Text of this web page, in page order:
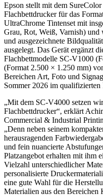
Epson stellt mit dem
Flachbettdrucker für das
UltraChrome Tintenset mit
Grau, Rot, Weiß, Varnish)
und ausgezeichnete
ausgelegt. Das Gerät ergänzt
Flachbettmodelle SC-V1000
(Format 2.500 × 1.250 mm)
Bereichen Art, Foto und
Sommer 2026 im qualifizierten
„Mit dem SC-V4000 setzen
Flachbettdrucker“, erklärt
Commercial & Industrial
„Denn neben seinem
herausragenden
und fein nuancierte
Platzangebot erhalten mit ihm
Vielzahl unterschiedlicher
personalisierte
eine gute Wahl für die
Materialien aus den Bereichen